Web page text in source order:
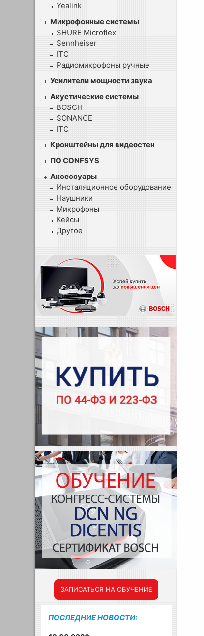
Yealink
Микрофонные системы
SHURE Microflex
Sennheiser
ITC
Радиомикрофоны ручные
Усилители мощности звука
Акустические системы
BOSCH
SONANCE
ITC
Кронштейны для видеостен
ПО CONFSYS
Аксессуары
Инсталяционное оборудование
Наушники
Микрофоны
Кейсы
Другое
ЗАПИСАТЬСЯ НА ОБУЧЕНИЕ
ПОСЛЕДНИЕ НОВОСТИ: